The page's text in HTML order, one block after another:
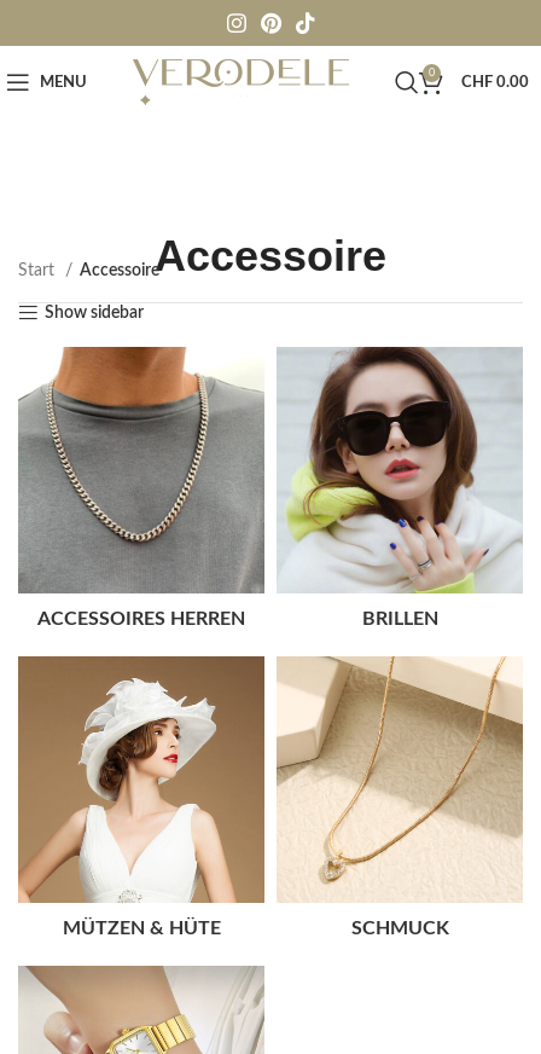
MENU
0
CHF 0.00
Accessoire
Start Accessoire
Show sidebar
ACCESSOIRES HERREN BRILLEN
MÜTZEN & HÜTE SCHMUCK